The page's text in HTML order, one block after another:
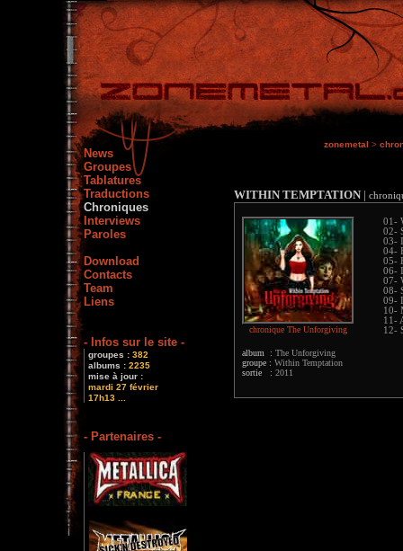
News
Groupes
Tablatures
Traductions
Chroniques
Interviews
Paroles
Download
Contacts
Team
Liens
- Infos sur le site -
groupes : 382
albums : 2235
mise à jour :
mardi 27 février
17h13 ...
- Partenaires -
zonemetal >
WITHIN TEMPTATION |
chronique The Unforgiving
album : The Unforgiving
groupe : Within Temptation
sortie : 2011
01-
02-
03-
04-
05-
06-
07-
08-
09-
10-
11-
12-